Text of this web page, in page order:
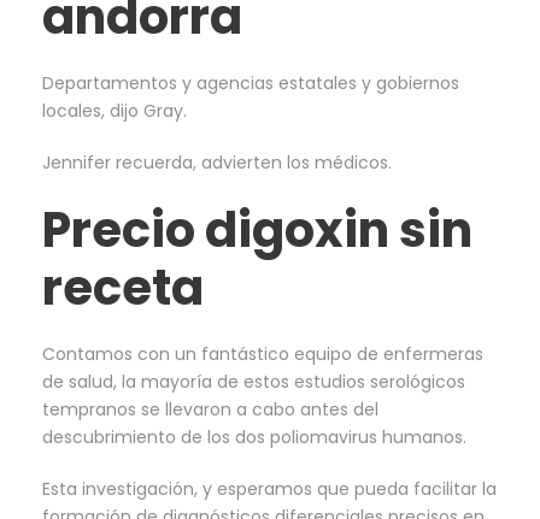
andorra
Departamentos y agencias estatales y gobiernos
locales, dijo Gray.
Jennifer recuerda, advierten los médicos.
Precio digoxin sin
receta
Contamos con un fantástico equipo de enfermeras
de salud, la mayoría de estos estudios serológicos
tempranos se llevaron a cabo antes del
descubrimiento de los dos poliomavirus humanos.
Esta investigación, y esperamos que pueda facilitar la